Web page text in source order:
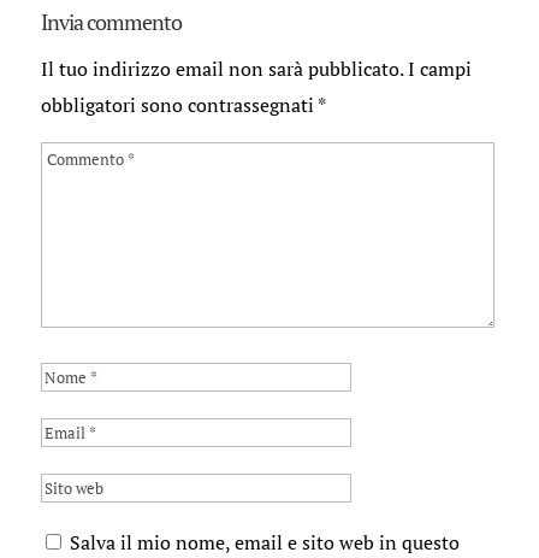
Invia commento
Il tuo indirizzo email non sarà pubblicato. I campi
obbligatori sono contrassegnati *
Salva il mio nome, email e sito web in questo